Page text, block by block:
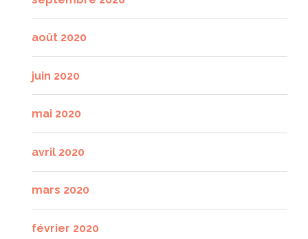
août 2020
juin 2020
mai 2020
avril 2020
mars 2020
février 2020